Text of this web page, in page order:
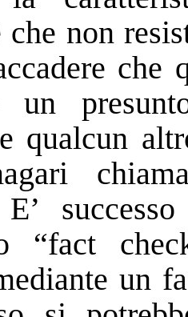
che non
che
un
qualcun
E’
“fact
un